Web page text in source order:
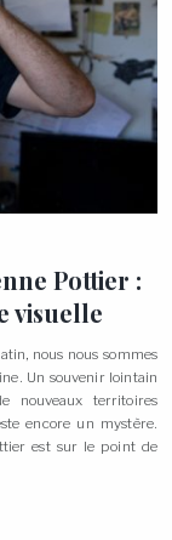
Pottier :
visuelle
nous nous sommes
Un souvenir lointain
nouveaux territoires
encore un mystère.
est sur le point de